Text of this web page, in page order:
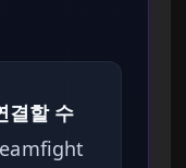
결할 수